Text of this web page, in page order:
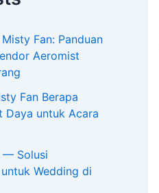
Fan: Panduan
Aeromist
Fan Berapa
Daya untuk Acara
— Solusi
Wedding di